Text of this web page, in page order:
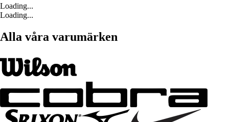
Loading...
Loading...
Alla våra varumärken